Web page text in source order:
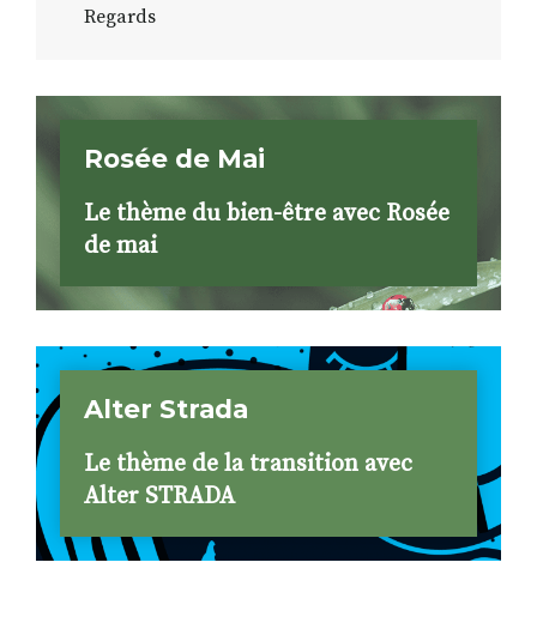
Regards
Rosée de Mai
Le thème du bien-être avec Rosée
de mai
Alter Strada
Le thème de la transition avec
Alter STRADA